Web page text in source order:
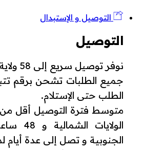
التوصيل و الإستبدال
التوصيل
نوفر توصيل سريع إلى 58 ولاية.
جميع الطلبات تشحن برقم
الطلب حتى الإستلام.
الجنوبية و تصل إلى عدة